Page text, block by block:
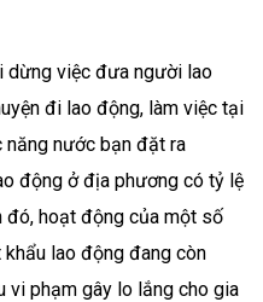
dừng việc đưa người lao
đi lao động, làm việc tại
năng nước bạn đặt ra
động ở địa phương có tỷ lệ
đó, hoạt động của một số
lao động đang còn
vi phạm gây lo lắng cho gia